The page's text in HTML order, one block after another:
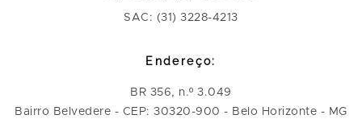
SAC: (31) 3228-4213
Endereço:
BR 356, n.º 3.049
Bairro Belvedere - CEP: 30320-900 - Belo Horizonte - MG